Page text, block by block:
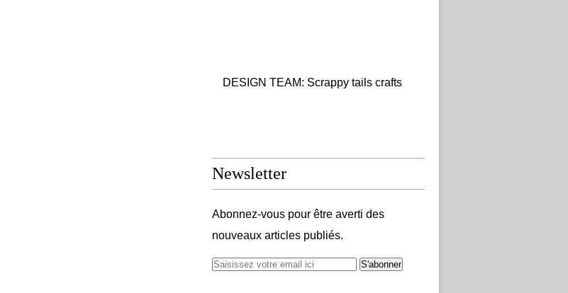
DESIGN TEAM: Scrappy tails crafts
Newsletter
Abonnez-vous pour être averti des
nouveaux articles publiés.